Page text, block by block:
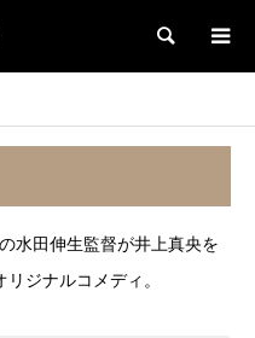
検索
水田伸生監督が井上真央を
ジナルコメディ。